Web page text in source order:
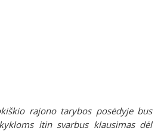
rajono tarybos posėdyje bus
itin svarbus klausimas dėl